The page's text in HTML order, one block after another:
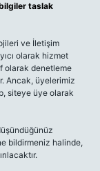
taslak
ve İletişim
olarak hizmet
olarak denetleme
Ancak, üyelerimiz
siteye üye olarak
bildirmeniz halinde,